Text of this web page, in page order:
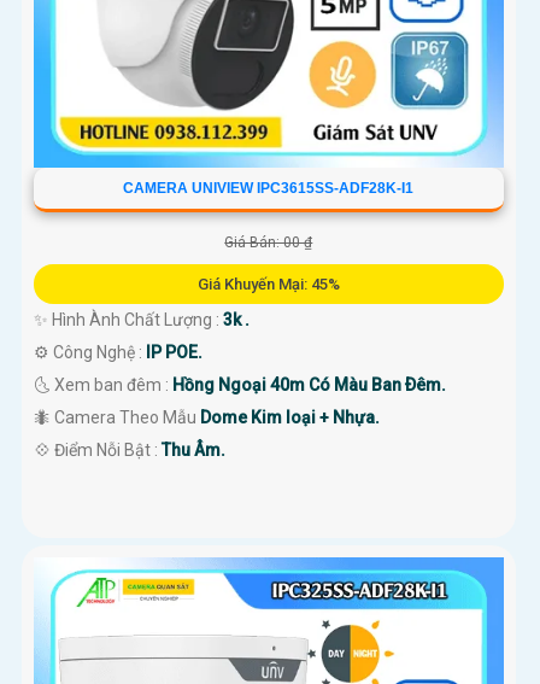
CAMERA UNIVIEW IPC3615SS-ADF28K-I1
Giá Bán: 00 ₫
Giá Khuyến Mại: 45%
✨ Hình Ành Chất Lượng : 3k .
⚙ Công Nghệ :
IP POE.
🌜 Xem ban đêm : Hồng Ngoại 40m Có Màu Ban Ðêm.
🐜 Camera Theo Mẫu Dome Kim loại + Nhựa.
️💠 Điểm Nỗi Bật :Thu Âm.